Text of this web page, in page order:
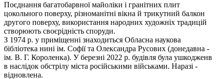
Поєднання багатобарвної майоліки і гранітних плит
цокольного поверху, різноманітні вікна й трикутний балкон
другого поверху, використання народних художніх традицій
створюють своєрідність споруди.
З 1974 р. у приміщенні знаходиться Обласна наукова
бібліотека нині ім. Софії та Олександра Русових (донедавна -
ім. В. Г. Короленка). У березні 2022 р. будівля була ушкодженв
в наслідок обстрілу міста російськими військами. Наразі -
відновлена.